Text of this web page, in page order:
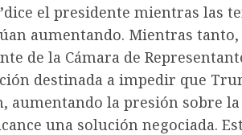
dice el presidente mientras las
aumentando. Mientras
de la Cámara de
destinada a impedir que
aumentando la presión sobre la
una solución negociada.